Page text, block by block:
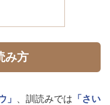
み方
」 、訓読みでは 「さい